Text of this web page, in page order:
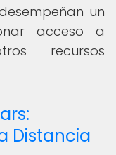
un
acceso a
recursos
Distancia